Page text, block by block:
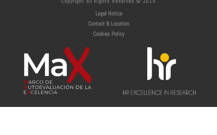
Legal Notice
Contact & Location
Cookies Policy